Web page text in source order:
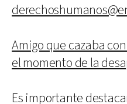
Amigo que cazaba
el momento de la
Es importante